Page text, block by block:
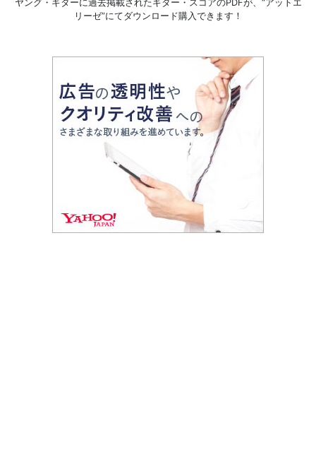
ヤング・ギターに過去掲載されたギター・スコアのPDFが、 “アットエ
リーゼ”にてダウンロード購入できます！